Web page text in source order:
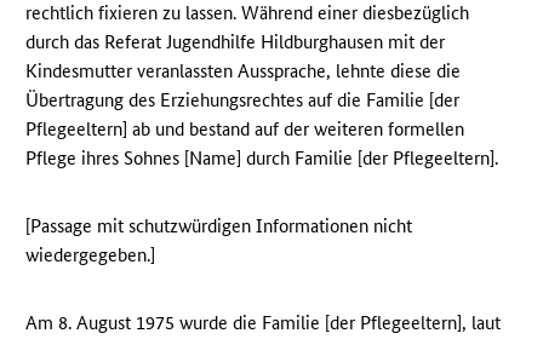
rechtlich fixieren zu lassen. Während einer diesbezüglich
durch das Referat Jugendhilfe Hildburghausen mit der
Kindesmutter veranlassten Aussprache, lehnte diese die
Übertragung des Erziehungsrechtes auf die Familie [der
Pflegeeltern] ab und bestand auf der weiteren formellen
Pflege ihres Sohnes [Name] durch Familie [der Pflegeeltern].
[Passage mit schutzwürdigen Informationen nicht
wiedergegeben.]
Am 8. August 1975 wurde die Familie [der Pflegeeltern], laut